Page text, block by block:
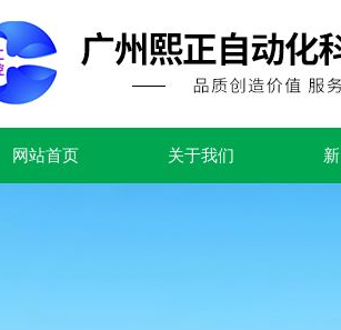
网站首页 关于我们